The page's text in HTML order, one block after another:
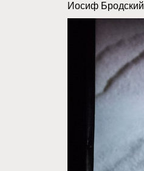
Иосиф Бродский